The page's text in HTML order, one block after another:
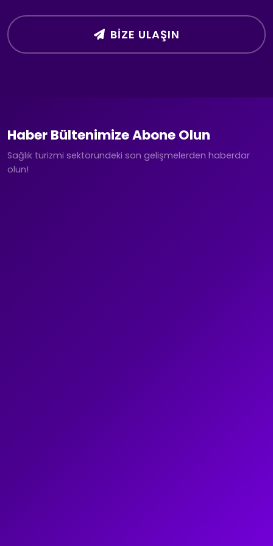
BIZE ULAŞIN
Haber Bültenimize Abone Olun
Sağlık turizmi sektöründeki son gelişmelerden haberdar
olun!